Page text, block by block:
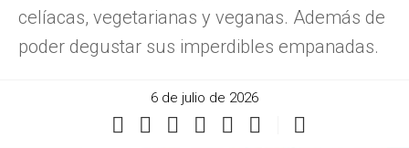
celíacas, vegetarianas y veganas. Además de
poder degustar sus imperdibles empanadas.
6 de julio de 2026